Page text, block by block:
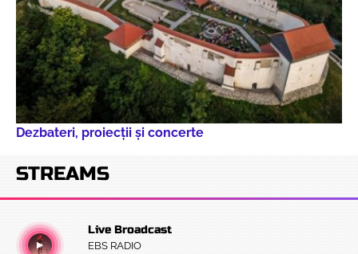
Dezbateri, proiecţii şi concerte
STREAMS
Live Broadcast
EBS RADIO